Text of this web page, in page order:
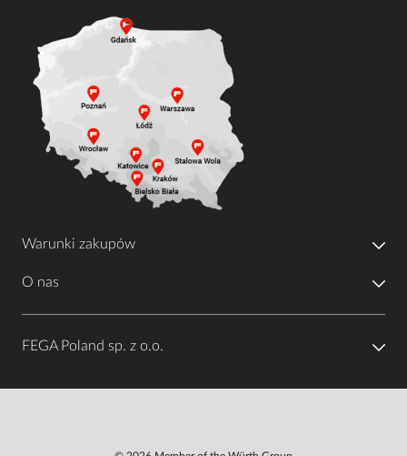
Warunki zakupów
O nas
FEGA Poland sp. z o.o.